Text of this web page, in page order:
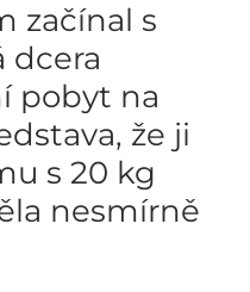
začínal s
dcera
pobyt na
že ji
s 20 kg
nesmírně